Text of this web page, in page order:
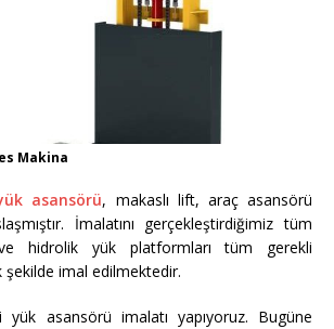
Makina
asansörü, makaslı lift, araç asansörü
İmalatını gerçekleştirdiğimiz tüm
hidrolik yük platformları tüm gerekli
imal edilmektedir.
yük asansörü imalatı yapıyoruz. Bugüne